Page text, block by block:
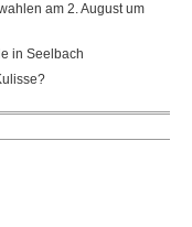
am 2. August um
in Seelbach